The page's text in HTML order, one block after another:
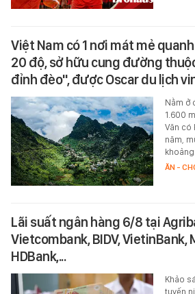
Việt Nam có 1 nơi mát mẻ
20 độ, sở hữu cung đường
đỉnh đèo", được Oscar du lịch
Nằm ở
1.600
Văn có
năm,
khoảng…
ĂN -
Lãi suất ngân hàng 6/8 tại
Vietcombank, BIDV, VietinBank,
HDBank,...
Khảo
tuyến